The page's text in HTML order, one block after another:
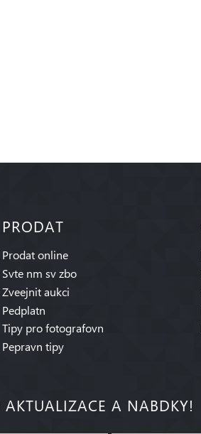
PRODAT
Prodat online
Svte nm sv zbo
Zveejnit aukci
Pedplatn
Tipy pro fotografovn
Pepravn tipy
AKTUALIZACE A NABDKY!